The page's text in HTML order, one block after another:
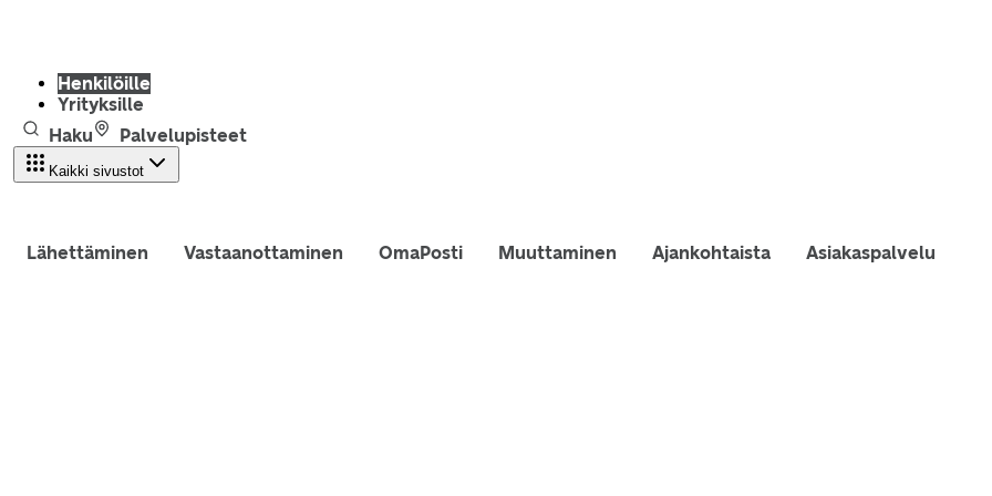
Henkilöille
Yrityksille
Haku
Palvelupisteet
Kaikki sivustot
Lähettäminen Vastaanottaminen OmaPosti Muuttaminen Ajankohtaista Asiakaspalvelu